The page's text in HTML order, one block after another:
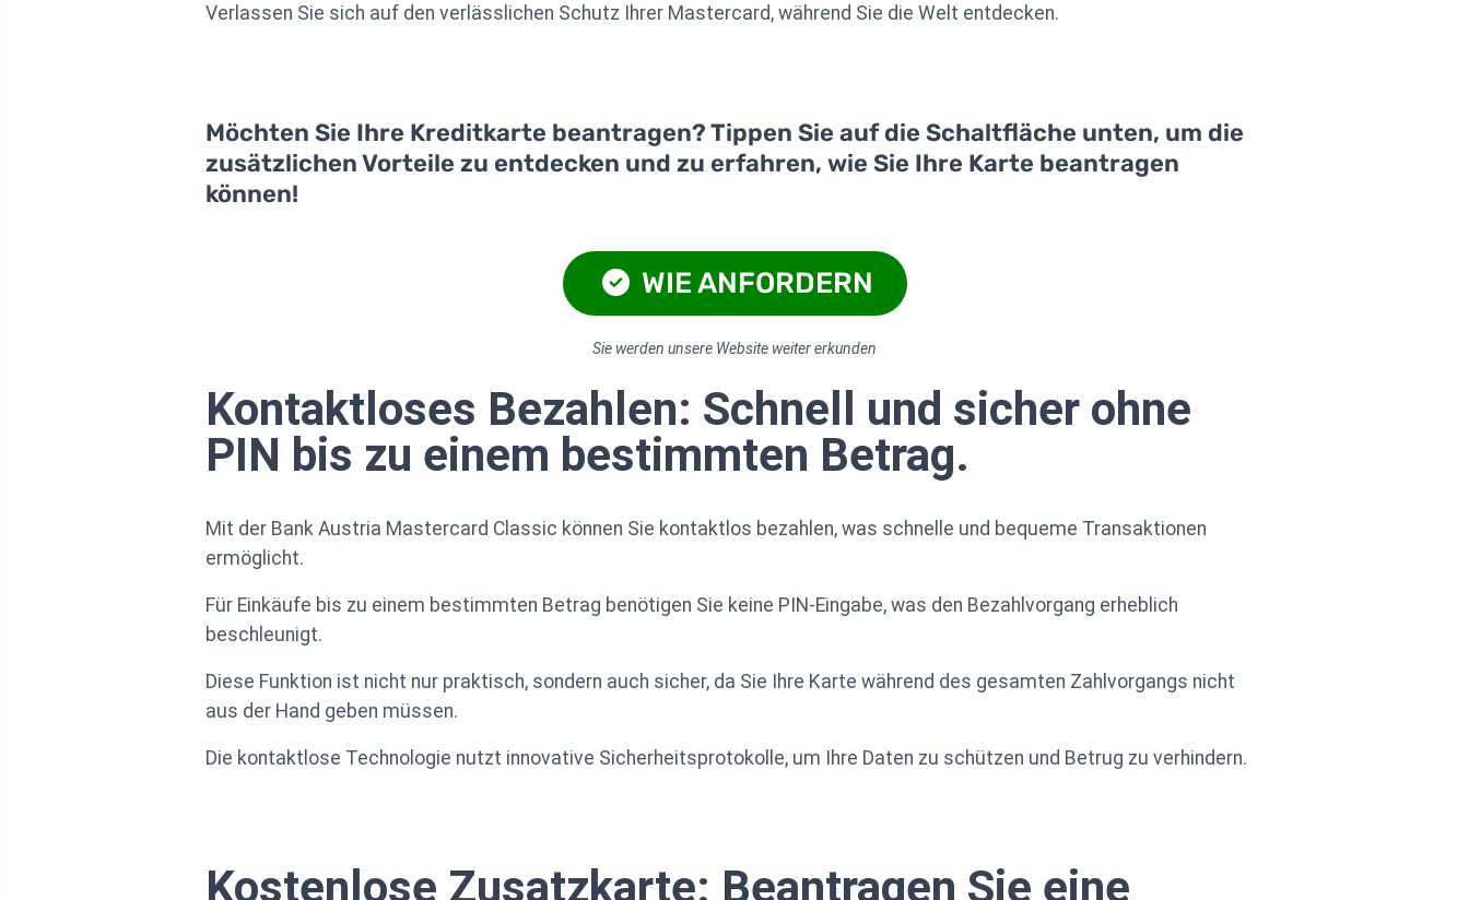
Verlassen Sie sich auf den verlässlichen Schutz Ihrer Mastercard, während Sie die Welt entdecken.
Möchten Sie Ihre Kreditkarte beantragen? Tippen Sie auf die Schaltfläche unten, um die
zusätzlichen Vorteile zu entdecken und zu erfahren, wie Sie Ihre Karte beantragen
können!
WIE ANFORDERN
Sie werden unsere Website weiter erkunden
Kontaktloses Bezahlen: Schnell und sicher ohne
PIN bis zu einem bestimmten Betrag.
Mit der Bank Austria Mastercard Classic können Sie kontaktlos bezahlen, was schnelle und bequeme Transaktionen
ermöglicht.
Für Einkäufe bis zu einem bestimmten Betrag benötigen Sie keine PIN-Eingabe, was den Bezahlvorgang erheblich
beschleunigt.
Diese Funktion ist nicht nur praktisch, sondern auch sicher, da Sie Ihre Karte während des gesamten Zahlvorgangs nicht
aus der Hand geben müssen.
Die kontaktlose Technologie nutzt innovative Sicherheitsprotokolle, um Ihre Daten zu schützen und Betrug zu verhindern.
Kostenlose Zusatzkarte: Beantragen Sie eine